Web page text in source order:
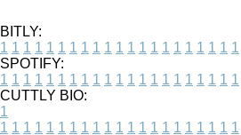
BITLY:
1 1 1 1 1 1 1 1 1 1 1 1 1 1 1 1 1 1 1 1 1
SPOTIFY:
1 1 1 1 1 1 1 1 1 1 1 1 1 1 1 1 1 1 1 1 1
CUTTLY BIO:
1
1 1 1 1 1 1 1 1 1 1 1 1 1 1 1 1 1 1 1 1 1